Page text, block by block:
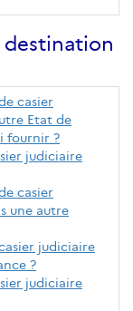
destination
casier
Etat de
fournir ?
judiciaire
casier
une autre
judiciaire
?
judiciaire